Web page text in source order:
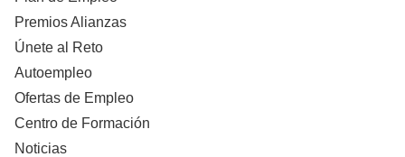
Premios Alianzas
Únete al Reto
Autoempleo
Ofertas de Empleo
Centro de Formación
Noticias